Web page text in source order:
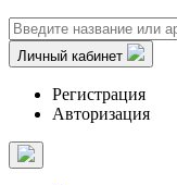
Личный кабинет
Регистрация
Авторизация